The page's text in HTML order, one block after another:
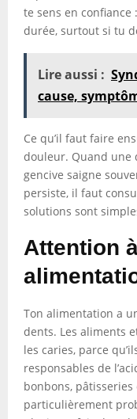
te sens en confiance
durée, surtout si tu
Lire aussi :
cause,
Ce qu’il faut faire
douleur. Quand une
gencive saigne
persiste, il faut
solutions sont
Attention
Ton alimentation a
dents. Les aliments
les caries, parce
responsables de
bonbons,
particulièrement